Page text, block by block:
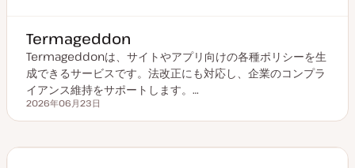
Termageddon
Termageddonは、サイトやアプリ向けの各種ポリシーを生
成できるサービスです。法改正にも対応し、企業のコンプラ
イアンス維持をサポートします。…
更新日
2026年06月23日